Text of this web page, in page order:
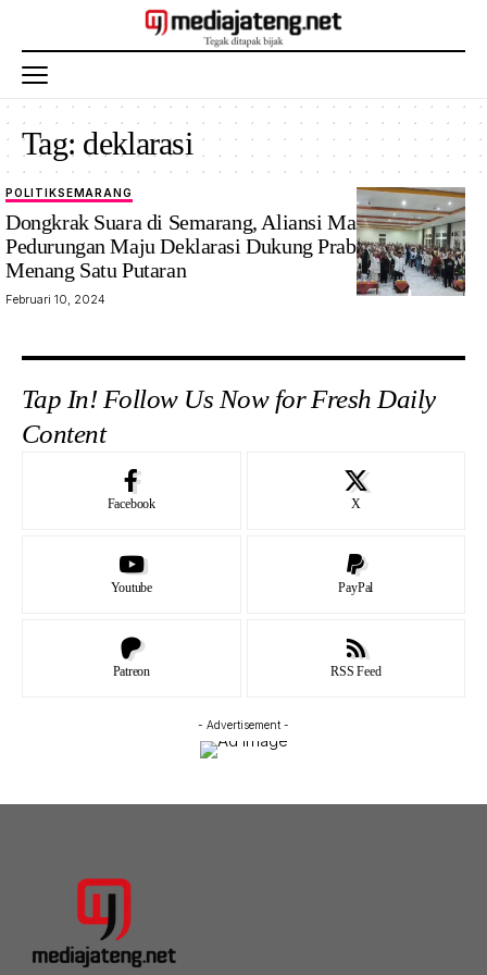
Tag: deklarasi
POLITIKSEMARANG
Dongkrak Suara di Semarang, Aliansi Masyarakat
Pedurungan Maju Deklarasi Dukung Prabowo Gibran
Menang Satu Putaran
Februari 10, 2024
Tap In! Follow Us Now for Fresh Daily
Content
Facebook X
Youtube PayPal
Patreon RSS Feed
- Advertisement -